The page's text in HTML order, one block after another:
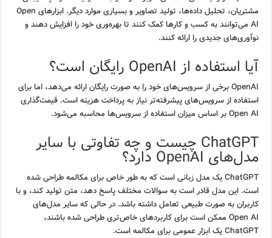
مشتریان، تحلیل داده‌ها، تولید تصاویر و بسیاری موارد دیگر. ابزارهای Open
AI می‌توانند به کسب و کارها کمک کنند تا بهره‌وری خود را افزایش دهند و
نوآوری‌های جدیدی را ارائه کنند.
آیا استفاده از OpenAI رایگان است؟
OpenAI برخی از سرویس‌های خود را به صورت رایگان ارائه می‌دهد، اما برای
استفاده از سرویس‌های پیشرفته‌تر نیاز به پرداخت هزینه است. قیمت‌گذاری
Open AI بر اساس میزان استفاده از سرویس‌ها محاسبه می‌شود.
ChatGPT چیست و چه تفاوتی با سایر
مدل‌های OpenAI دارد؟
ChatGPT یک مدل زبانی است که به طور خاص برای مکالمه طراحی شده
است. این مدل قادر است به سوالات مختلف پاسخ دهد، متن تولید کند، و با
کاربران به صورت طبیعی تعامل داشته باشد. در حالی که سایر مدل‌های
Open AI ممکن است برای کاربردهای خاص‌تری طراحی شده باشند،
ChatGPT یک ابزار عمومی برای مکالمه است.